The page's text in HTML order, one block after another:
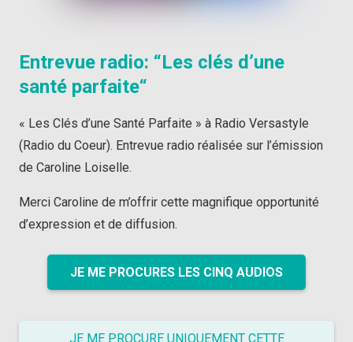
Entrevue radio: “Les clés d’une
santé parfaite“
« Les Clés d’une Santé Parfaite » à Radio Versastyle
(Radio du Coeur). Entrevue radio réalisée sur l’émission
de Caroline Loiselle.
Merci Caroline de m’offrir cette magnifique opportunité
d’expression et de diffusion.
JE ME PROCURES LES CINQ AUDIOS
JE ME PROCURE UNIQUEMENT CETTE